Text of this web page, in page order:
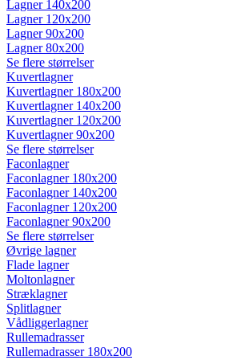
Lagner 140x200
Lagner 120x200
Lagner 90x200
Lagner 80x200
Se flere størrelser
Kuvertlagner
Kuvertlagner 180x200
Kuvertlagner 140x200
Kuvertlagner 120x200
Kuvertlagner 90x200
Se flere størrelser
Faconlagner
Faconlagner 180x200
Faconlagner 140x200
Faconlagner 120x200
Faconlagner 90x200
Se flere størrelser
Øvrige lagner
Flade lagner
Moltonlagner
Stræklagner
Splitlagner
Vådliggerlagner
Rullemadrasser
Rullemadrasser 180x200